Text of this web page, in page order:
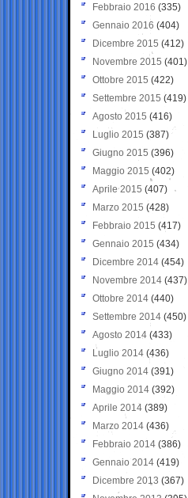
Febbraio 2016 (335)
Gennaio 2016 (404)
Dicembre 2015 (412)
Novembre 2015 (401)
Ottobre 2015 (422)
Settembre 2015 (419)
Agosto 2015 (416)
Luglio 2015 (387)
Giugno 2015 (396)
Maggio 2015 (402)
Aprile 2015 (407)
Marzo 2015 (428)
Febbraio 2015 (417)
Gennaio 2015 (434)
Dicembre 2014 (454)
Novembre 2014 (437)
Ottobre 2014 (440)
Settembre 2014 (450)
Agosto 2014 (433)
Luglio 2014 (436)
Giugno 2014 (391)
Maggio 2014 (392)
Aprile 2014 (389)
Marzo 2014 (436)
Febbraio 2014 (386)
Gennaio 2014 (419)
Dicembre 2013 (367)